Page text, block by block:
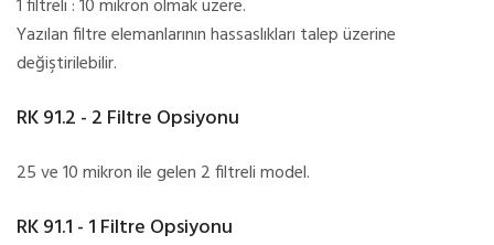
1 filtreli : 10 mikron olmak üzere.
Yazılan filtre elemanlarının hassaslıkları talep üzerine
değiştirilebilir.
RK 91.2 - 2 Filtre Opsiyonu
25 ve 10 mikron ile gelen 2 filtreli model.
RK 91.1 - 1 Filtre Opsiyonu